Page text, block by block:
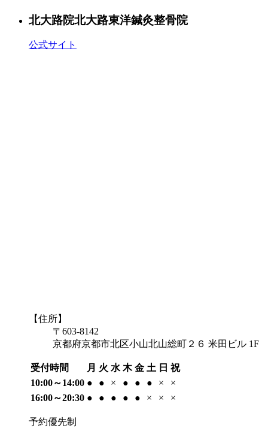
北大路院北大路東洋鍼灸整骨院
公式サイト
【住所】
〒603-8142
京都府京都市北区小山北山総町２６ 米田ビル 1F
受付時間 月 火 水 木 金 土 日 祝
10:00～14:00 ● ● × ● ● ● ×
×
16:00～20:30 ● ● ● ● ● × × ×
予約優先制